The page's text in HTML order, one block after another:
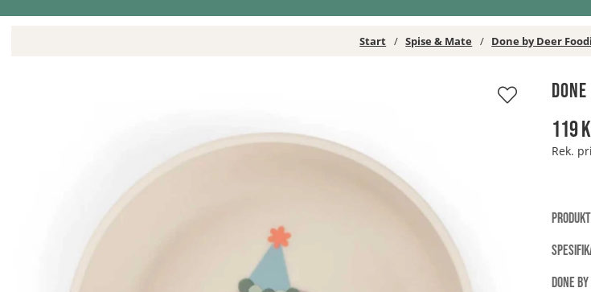
Start Spise & Mate Done by Deer
119
Rek.
DONE